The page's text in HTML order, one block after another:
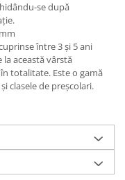
se după
între 3 și 5 ani
la această vârstă
totalitate. Este o gamă
clasele de preșcolari.